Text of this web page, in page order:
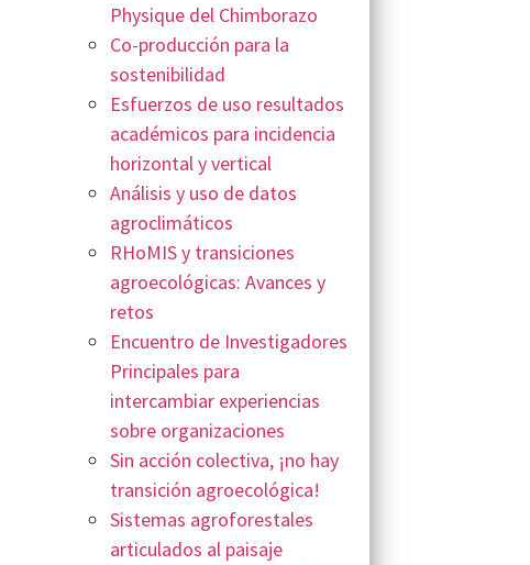
Physique del Chimborazo
Co-producción para la
sostenibilidad
Esfuerzos de uso resultados
académicos para incidencia
horizontal y vertical
Análisis y uso de datos
agroclimáticos
RHoMIS y transiciones
agroecológicas: Avances y
retos
Encuentro de Investigadores
Principales para
intercambiar experiencias
sobre organizaciones
Sin acción colectiva, ¡no hay
transición agroecológica!
Sistemas agroforestales
articulados al paisaje